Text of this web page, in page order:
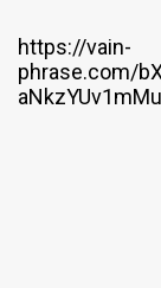
https://vain-
phrase.com/